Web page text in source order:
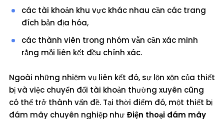
các tài khoản khu vực khác nhau cần các trang
đích bản địa hóa,
các thành viên trong nhóm vẫn cần xác minh
rằng mỗi liên kết đều chính xác.
Ngoài những nhiệm vụ liên kết đó, sự lộn xộn của thiết
bị và việc chuyển đổi tài khoản thường xuyên cũng
có thể trở thành vấn đề. Tại thời điểm đó, một thiết bị
đám mây chuyên nghiệp như Điện thoại đám mây